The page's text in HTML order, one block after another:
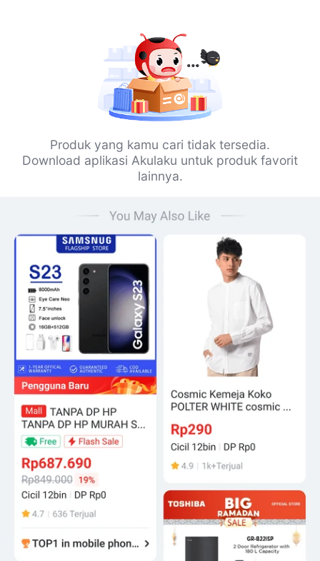
Produk yang kamu cari tidak tersedia.
Download aplikasi Akulaku untuk produk favorit
lainnya.